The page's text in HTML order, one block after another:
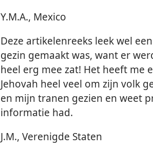
Y.M.A., Mexico
Deze artikelenreeks leek wel
gezin gemaakt was, want er
heel erg mee zat! Het heeft
Jehovah heel veel om zijn volk
en mijn tranen gezien en weet
informatie had.
J.M., Verenigde Staten